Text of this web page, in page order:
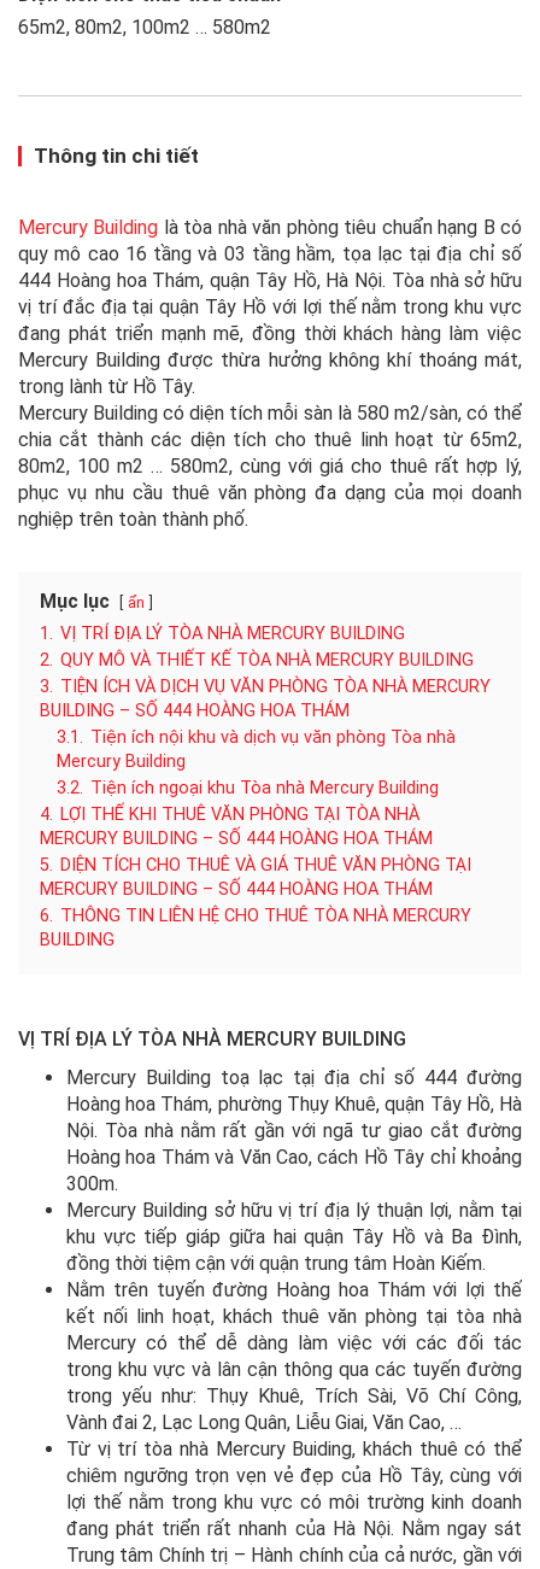
65m2, 80m2, 100m2 … 580m2
Thông tin chi tiết
Mercury Building là tòa nhà văn phòng tiêu chuẩn hạng B có
quy mô cao 16 tầng và 03 tầng hầm, tọa lạc tại địa chỉ số
444 Hoàng hoa Thám, quận Tây Hồ, Hà Nội. Tòa nhà sở hữu
vị trí đắc địa tại quận Tây Hồ với lợi thế nằm trong khu vực
đang phát triển mạnh mẽ, đồng thời khách hàng làm việc
Mercury Building được thừa hưởng không khí thoáng mát,
trong lành từ Hồ Tây.
Mercury Building có diện tích mỗi sàn là 580 m2/sàn, có thể
chia cắt thành các diện tích cho thuê linh hoạt từ 65m2,
80m2, 100 m2 … 580m2, cùng với giá cho thuê rất hợp lý,
phục vụ nhu cầu thuê văn phòng đa dạng của mọi doanh
nghiệp trên toàn thành phố.
Mục lục ẩn
1. VỊ TRÍ ĐỊA LÝ TÒA NHÀ MERCURY BUILDING
2. QUY MÔ VÀ THIẾT KẾ TÒA NHÀ MERCURY BUILDING
3. TIỆN ÍCH VÀ DỊCH VỤ VĂN PHÒNG TÒA NHÀ MERCURY
BUILDING – SỐ 444 HOÀNG HOA THÁM
3.1. Tiện ích nội khu và dịch vụ văn phòng Tòa nhà
Mercury Building
3.2. Tiện ích ngoại khu Tòa nhà Mercury Building
4. LỢI THẾ KHI THUÊ VĂN PHÒNG TẠI TÒA NHÀ
MERCURY BUILDING – SỐ 444 HOÀNG HOA THÁM
5. DIỆN TÍCH CHO THUÊ VÀ GIÁ THUÊ VĂN PHÒNG TẠI
MERCURY BUILDING – SỐ 444 HOÀNG HOA THÁM
6. THÔNG TIN LIÊN HỆ CHO THUÊ TÒA NHÀ MERCURY
BUILDING
VỊ TRÍ ĐỊA LÝ TÒA NHÀ MERCURY BUILDING
Mercury Building toạ lạc tạị địa chỉ số 444 đường
Hoàng hoa Thám, phường Thụy Khuê, quận Tây Hồ, Hà
Nội. Tòa nhà nằm rất gần với ngã tư giao cắt đường
Hoàng hoa Thám và Văn Cao, cách Hồ Tây chỉ khoảng
300m.
Mercury Building sở hữu vị trí địa lý thuận lợi, nằm tại
khu vực tiếp giáp giữa hai quận Tây Hồ và Ba Đình,
đồng thời tiệm cận với quận trung tâm Hoàn Kiếm.
Nằm trên tuyến đường Hoàng hoa Thám với lợi thế
kết nối linh hoạt, khách thuê văn phòng tại tòa nhà
Mercury có thể dễ dàng làm việc với các đối tác
trong khu vực và lân cận thông qua các tuyến đường
trong yếu như: Thụy Khuê, Trích Sài, Võ Chí Công,
Vành đai 2, Lạc Long Quân, Liễu Giai, Văn Cao, …
Từ vị trí tòa nhà Mercury Buiding, khách thuê có thể
chiêm ngưỡng trọn vẹn vẻ đẹp của Hồ Tây, cùng với
lợi thế nằm trong khu vực có môi trường kinh doanh
đang phát triển rất nhanh của Hà Nội. Nằm ngay sát
Trung tâm Chính trị – Hành chính của cả nước, gần với